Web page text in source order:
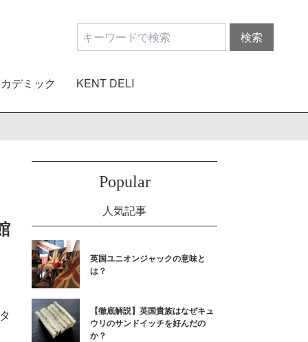
デミック KENT DELI
Popular
人気記事
英国ユニオンジャックの意味と
は？
【徹底解説】英国貴族はなぜキュ
ウリのサンドイッチを好んだの
か？